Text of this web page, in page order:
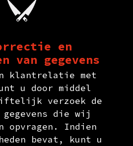
en
van gegevens
klantrelatie met
u door middel
verzoek de
die wij
opvragen. Indien
bevat, kunt u